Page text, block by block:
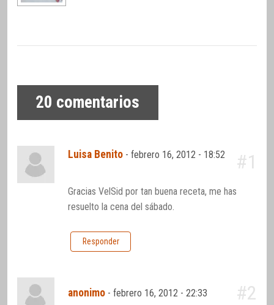
20 comentarios
Luisa Benito -febrero 16, 2012 - 18:52 #1
Gracias VelSid por tan buena receta, me has
resuelto la cena del sábado.
Responder
anonimo -febrero 16, 2012 - 22:33 #2